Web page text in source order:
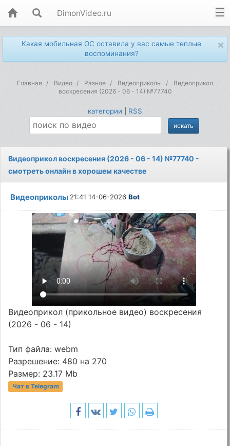
DimonVideo.ru
×
Какая мобильная ОС оставила у вас самые теплые
воспоминания?
Главная Видео Разное Видеоприколы
Видеоприкол
воскресения (2026 - 06 - 14) №77740
категории RSS
Видеоприкол воскресения (2026 - 06 - 14) №77740 -
смотреть онлайн в хорошем качестве
Видеоприколы 21:41 14-06-2026Bot
Видеоприкол (прикольное видео) воскресения
(2026 - 06 - 14)
Тип файла: webm
Разрешение: 480 на 270
Размер: 23.17 Mb
Чат в Telegram